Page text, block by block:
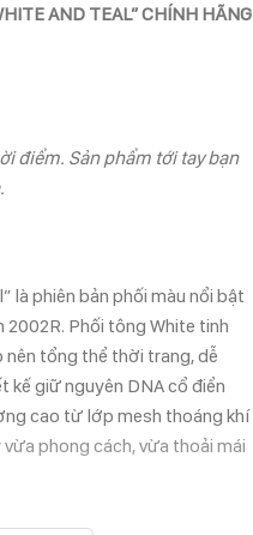
AND TEAL” CHÍNH HÃNG
điểm. Sản phẩm tới tay bạn
là phiên bản phối màu nổi bật
Phối tông White tinh
tổng thể thời trang, dễ
kế giữ nguyên DNA cổ điển
cao từ lớp mesh thoáng khí
phong cách, vừa thoải mái